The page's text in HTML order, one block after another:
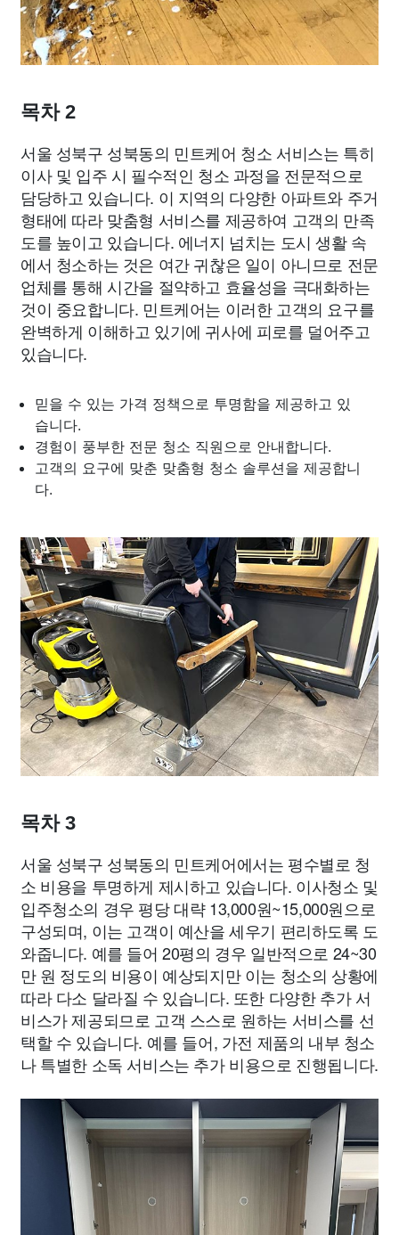
목차 2
서울 성북구 성북동의 민트케어 청소 서비스는 특히
이사 및 입주 시 필수적인 청소 과정을 전문적으로
담당하고 있습니다. 이 지역의 다양한 아파트와 주거
형태에 따라 맞춤형 서비스를 제공하여 고객의 만족
도를 높이고 있습니다. 에너지 넘치는 도시 생활 속
에서 청소하는 것은 여간 귀찮은 일이 아니므로 전문
업체를 통해 시간을 절약하고 효율성을 극대화하는
것이 중요합니다. 민트케어는 이러한 고객의 요구를
완벽하게 이해하고 있기에 귀사에 피로를 덜어주고
있습니다.
믿을 수 있는 가격 정책으로 투명함을 제공하고 있
습니다.
경험이 풍부한 전문 청소 직원으로 안내합니다.
고객의 요구에 맞춘 맞춤형 청소 솔루션을 제공합니
다.
목차 3
서울 성북구 성북동의 민트케어에서는 평수별로 청
소 비용을 투명하게 제시하고 있습니다. 이사청소 및
입주청소의 경우 평당 대략 13,000원~15,000원으로
구성되며, 이는 고객이 예산을 세우기 편리하도록 도
와줍니다. 예를 들어 20평의 경우 일반적으로 24~30
만 원 정도의 비용이 예상되지만 이는 청소의 상황에
따라 다소 달라질 수 있습니다. 또한 다양한 추가 서
비스가 제공되므로 고객 스스로 원하는 서비스를 선
택할 수 있습니다. 예를 들어, 가전 제품의 내부 청소
나 특별한 소독 서비스는 추가 비용으로 진행됩니다.